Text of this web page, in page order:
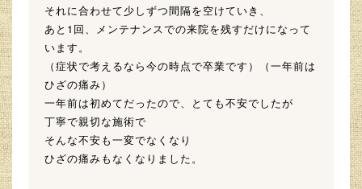
それに合わせて少しずつ間隔を空けていき、
あと1回、メンテナンスでの来院を残すだけになって
います。
（症状で考えるなら今の時点で卒業です）（一年前は
ひざの痛み）
一年前は初めてだったので、とても不安でしたが
丁寧で親切な施術で
そんな不安も一変でなくなり
ひざの痛みもなくなりました。